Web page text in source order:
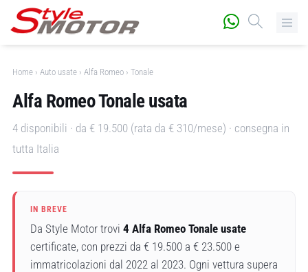
Home › Auto usate › Alfa Romeo › Tonale
Alfa Romeo Tonale usata
4 disponibili · da € 19.500 (rata da € 310/mese) · consegna in
tutta Italia
IN BREVE
Da Style Motor trovi 4 Alfa Romeo Tonale usate
certificate, con prezzi da € 19.500 a € 23.500 e
immatricolazioni dal 2022 al 2023. Ogni vettura supera